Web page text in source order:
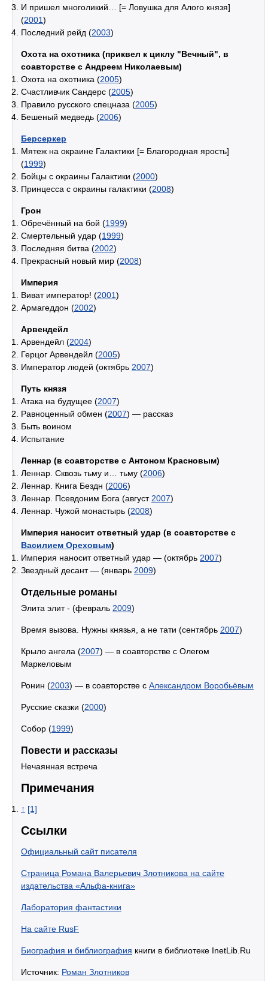
И пришел многоликий… [= Ловушка для Алого князя]
(2001)
Последний рейд (2003)
Охота на охотника (приквел к циклу "Вечный", в
соавторстве с Андреем Николаевым)
Охота на охотника (2005)
Счастливчик Сандерс (2005)
Правило русского спецназа (2005)
Бешеный медведь (2006)
Берсеркер
Мятеж на окраине Галактики [= Благородная ярость]
(1999)
Бойцы с окраины Галактики (2000)
Принцесса с окраины галактики (2008)
Грон
Обречённый на бой (1999)
Смертельный удар (1999)
Последняя битва (2002)
Прекрасный новый мир (2008)
Империя
Виват император! (2001)
Армагеддон (2002)
Арвендейл
Арвендейл (2004)
Герцог Арвендейл (2005)
Император людей (октябрь 2007)
Путь князя
Атака на будущее (2007)
Равноценный обмен (2007) — рассказ
Быть воином
Испытание
Леннар (в соавторстве с Антоном Красновым)
Леннар. Сквозь тьму и… тьму (2006)
Леннар. Книга Бездн (2006)
Леннар. Псевдоним Бога (август 2007)
Леннар. Чужой монастырь (2008)
Империя наносит ответный удар (в соавторстве с
Василием Ореховым)
Империя наносит ответный удар — (октябрь 2007)
Звездный десант — (январь 2009)
Отдельные романы
Элита элит - (февраль 2009)
Время вызова. Нужны князья, а не тати (сентябрь 2007)
Крыло ангела (2007) — в соавторстве с Олегом
Маркеловым
Ронин (2003) — в соавторстве с Александром Воробьёвым
Русские сказки (2000)
Собор (1999)
Повести и рассказы
Нечаянная встреча
Примечания
↑ [1]
Ссылки
Официальный сайт писателя
Страница Романа Валерьевич Злотникова на сайте
издательства «Альфа-книга»
Лаборатория фантастики
На сайте RusF
Биография и библиография книги в библиотеке InetLib.Ru
Источник: Роман Злотников